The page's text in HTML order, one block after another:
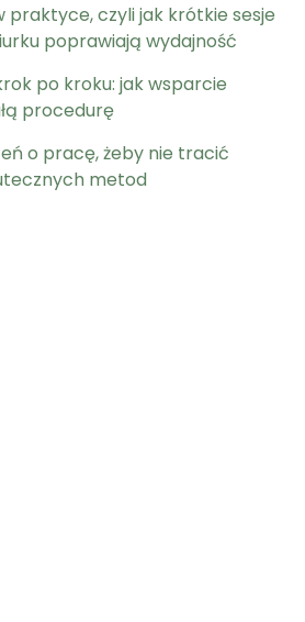
czyli jak krótkie sesje
poprawiają wydajność
po kroku: jak wsparcie
procedurę
o pracę, żeby nie tracić
metod